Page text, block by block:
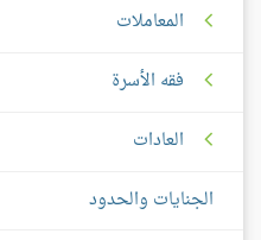
المعاملات
فقه الأسرة
العادات
الجنايات والحدود